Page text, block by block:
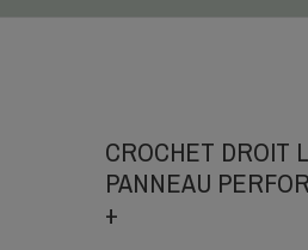
CROCHET DROIT
PANNEAU
+